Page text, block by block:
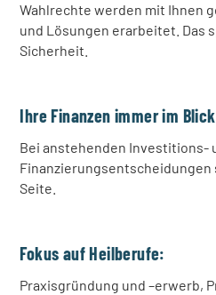
Wahlrechte werden mit Ihnen
und Lösungen erarbeitet. Das
Sicherheit.
Ihre Finanzen immer im
Bei anstehenden Investitions-
Finanzierungsentscheidungen
Seite.
Fokus auf Heilberufe:
Praxisgründung und –erwerb,